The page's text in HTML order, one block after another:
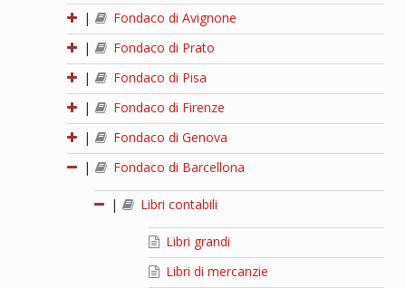
|
Fondaco di Avignone
|
Fondaco di Prato
|
Fondaco di Pisa
|
Fondaco di Firenze
|
Fondaco di Genova
|
Fondaco di Barcellona
| Libri contabili
Libri grandi
Libri di mercanzie